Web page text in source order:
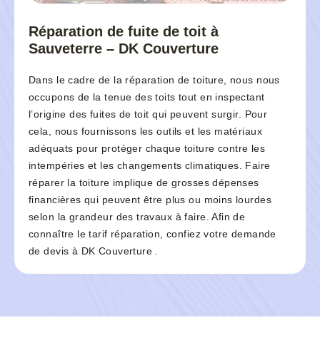
Réparation de fuite de toit à
Sauveterre – DK Couverture
Dans le cadre de la réparation de toiture, nous nous
occupons de la tenue des toits tout en inspectant
l’origine des fuites de toit qui peuvent surgir. Pour
cela, nous fournissons les outils et les matériaux
adéquats pour protéger chaque toiture contre les
intempéries et les changements climatiques. Faire
réparer la toiture implique de grosses dépenses
financières qui peuvent être plus ou moins lourdes
selon la grandeur des travaux à faire. Afin de
connaître le tarif réparation, confiez votre demande
de devis à DK Couverture .